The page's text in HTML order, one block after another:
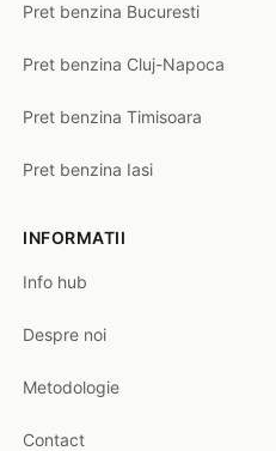
Pret benzina Bucuresti
Pret benzina Cluj-Napoca
Pret benzina Timisoara
Pret benzina Iasi
INFORMATII
Info hub
Despre noi
Metodologie
Contact